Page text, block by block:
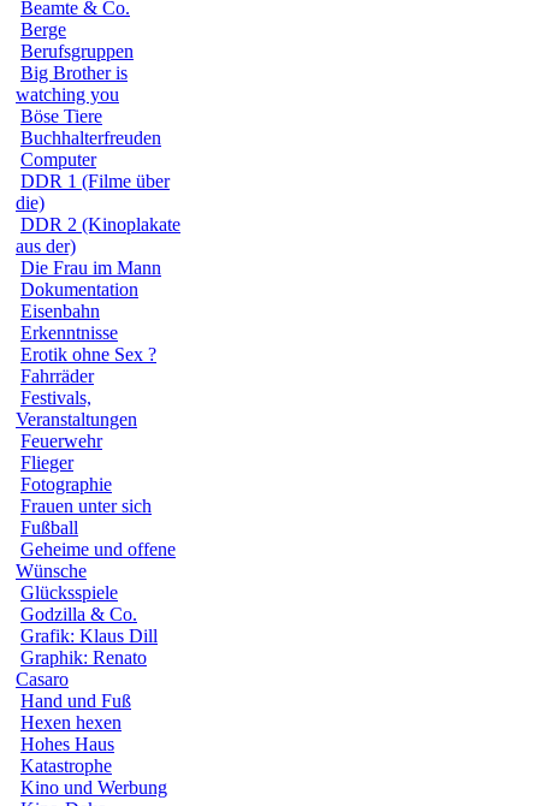
Beamte & Co.
Berge
Berufsgruppen
Big Brother is
watching you
Böse Tiere
Buchhalterfreuden
Computer
DDR 1 (Filme über
die)
DDR 2 (Kinoplakate
aus der)
Die Frau im Mann
Dokumentation
Eisenbahn
Erkenntnisse
Erotik ohne Sex ?
Fahrräder
Festivals,
Veranstaltungen
Feuerwehr
Flieger
Fotographie
Frauen unter sich
Fußball
Geheime und offene
Wünsche
Glücksspiele
Godzilla & Co.
Grafik: Klaus Dill
Graphik: Renato
Casaro
Hand und Fuß
Hexen hexen
Hohes Haus
Katastrophe
Kino und Werbung